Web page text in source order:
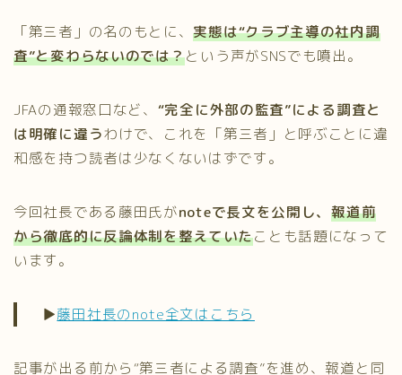
「第三者」の名のもとに、実態は“クラブ主導の社内調
査”と変わらないのでは？という声がSNSでも噴出。
JFAの通報窓口など、 “完全に外部の監査”による調査と
は明確に違うわけで、これを「第三者」と呼ぶことに違
和感を持つ読者は少なくないはずです。
今回社長である藤田氏がnoteで長文を公開し、報道前
から徹底的に反論体制を整えていたことも話題になって
います。
▶︎藤田社長のnote全文はこちら
記事が出る前から“第三者による調査”を進め、報道と同